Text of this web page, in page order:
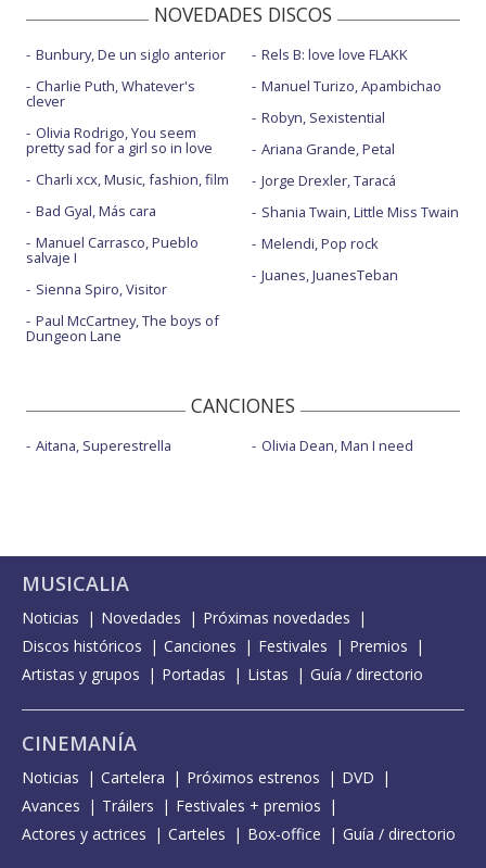
NOVEDADES DISCOS
Bunbury, De un siglo anterior
Charlie Puth, Whatever's
clever
Olivia Rodrigo, You seem
pretty sad for a girl so in love
Charli xcx, Music, fashion, film
Bad Gyal, Más cara
Manuel Carrasco, Pueblo
salvaje I
Sienna Spiro, Visitor
Paul McCartney, The boys of
Dungeon Lane
Rels B: love love FLAKK
Manuel Turizo, Apambichao
Robyn, Sexistential
Ariana Grande, Petal
Jorge Drexler, Taracá
Shania Twain, Little Miss Twain
Melendi, Pop rock
Juanes, JuanesTeban
CANCIONES
Aitana, Superestrella Olivia Dean, Man I need
MUSICALIA
Noticias Novedades
Próximas novedades
Discos históricos
Canciones Festivales
Premios
Artistas y grupos
Portadas Listas Guía / directorio
CINEMANÍA
Noticias Cartelera Próximos estrenos
DVD
Avances
Tráilers
Festivales + premios
Actores y actrices
Carteles Box-office Guía / directorio